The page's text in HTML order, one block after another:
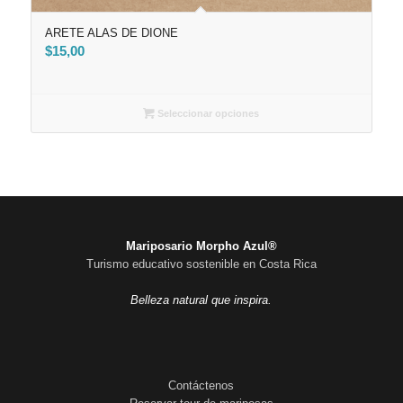
ARETE ALAS DE DIONE
$15,00
Seleccionar opciones
Mariposario Morpho Azul®
Turismo educativo sostenible en Costa Rica
Belleza natural que inspira.
Contáctenos